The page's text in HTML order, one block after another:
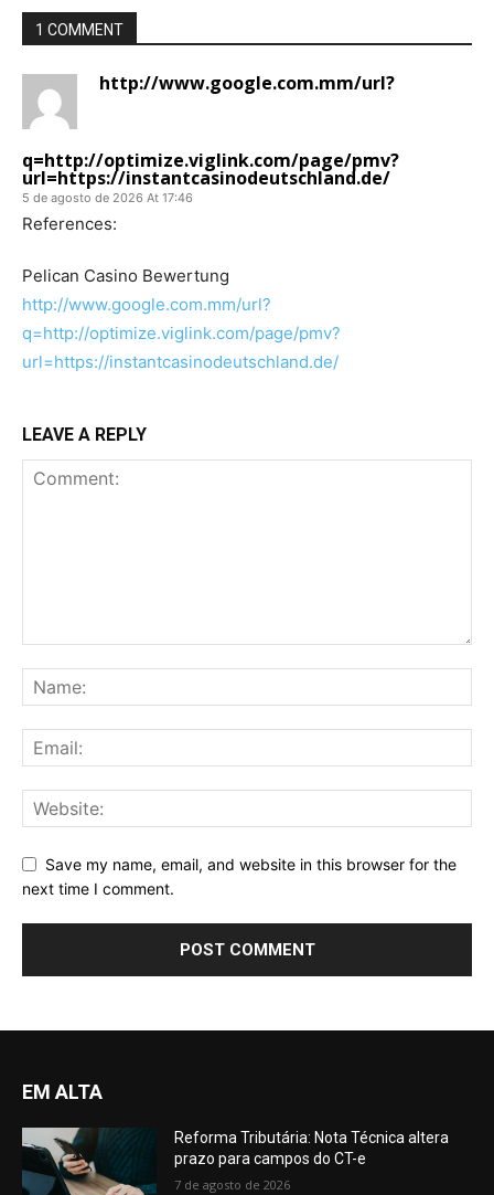
1 COMMENT
http://www.google.com.mm/url?
q=http://optimize.viglink.com/page/pmv?
url=https://instantcasinodeutschland.de/
5 de agosto de 2026 At 17:46
References:
Pelican Casino Bewertung
http://www.google.com.mm/url?
q=http://optimize.viglink.com/page/pmv?
url=https://instantcasinodeutschland.de/
LEAVE A REPLY
Save my name, email, and website in this browser for the
next time I comment.
EM ALTA
Reforma Tributária: Nota Técnica altera
prazo para campos do CT-e
7 de agosto de 2026